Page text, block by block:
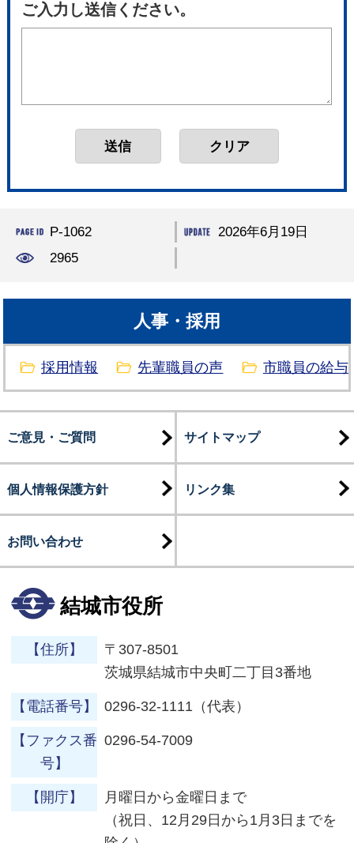
ご入力し送信ください。
P-1062
2026年6月19日
2965
人事・採用
採用情報 先輩職員の声 市職員の給与
ご意見・ご質問 サイトマップ
個人情報保護方針 リンク集
お問い合わせ
結城市役所
【住所】
〒307-8501
茨城県結城市中央町二丁目3番地
【電話番号】 0296-32-1111（代表）
【ファクス番
号】
0296-54-7009
【開庁】
月曜日から金曜日まで
（祝日、12月29日から1月3日までを